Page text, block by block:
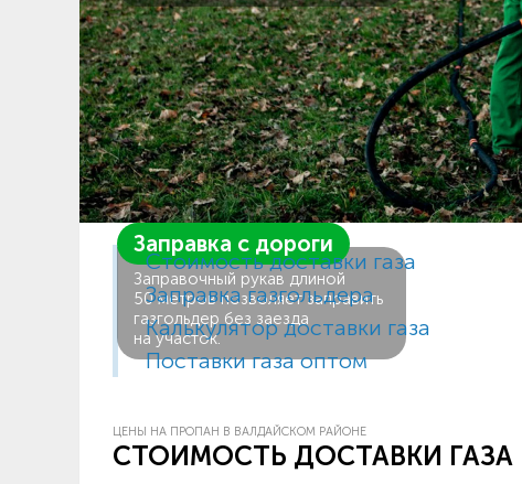
Заправка с дороги
Заправочный рукав длиной
50 метров позволяет заправить
газгольдер без заезда
на участок.
Стоимость доставки газа
Заправка газгольдера
Калькулятор доставки газа
Поставки газа оптом
ЦЕНЫ НА ПРОПАН В ВАЛДАЙСКОМ РАЙОНЕ
СТОИМОСТЬ ДОСТАВКИ ГАЗА